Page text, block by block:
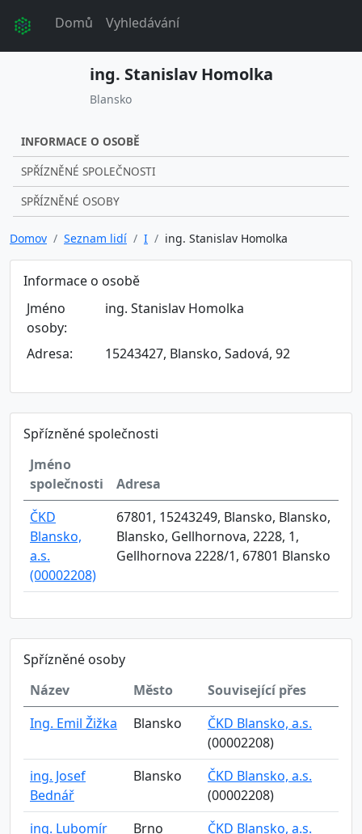
Domů Vyhledávání
ing. Stanislav Homolka
Blansko
INFORMACE O OSOBĚ
SPŘÍZNĚNÉ SPOLEČNOSTI
SPŘÍZNĚNÉ OSOBY
Domov Seznam lidí I ing. Stanislav Homolka
Informace o osobě
Jméno
osoby:
ing. Stanislav Homolka
Adresa: 15243427, Blansko, Sadová, 92
Spřízněné společnosti
Jméno
společnosti
Adresa
ČKD
Blansko,
a.s.
(00002208)
67801, 15243249, Blansko, Blansko,
Blansko, Gellhornova, 2228, 1,
Gellhornova 2228/1, 67801 Blansko
Spřízněné osoby
Název
Město
Související přes
Ing. Emil Žižka
Blansko
ČKD Blansko, a.s.
(00002208)
ing. Josef
Bednář
Blansko
ČKD Blansko, a.s.
(00002208)
ing. Lubomír
Brno
ČKD Blansko, a.s.